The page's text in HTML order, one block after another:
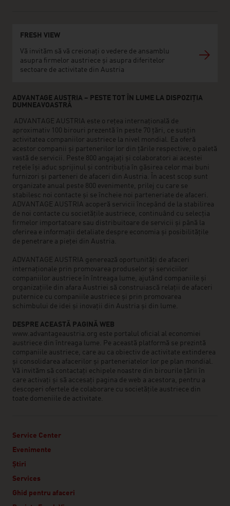
FRESH VIEW
Vă invităm să vă creionați o vedere de ansamblu
asupra firmelor austriece și asupra diferitelor
sectoare de activitate din Austria
ADVANTAGE AUSTRIA – PESTE TOT ÎN LUME LA DISPOZIȚIA
DUMNEAVOASTRĂ
ADVANTAGE AUSTRIA este o rețea internațională de
aproximativ 100 birouri prezentă în peste 70 țări, ce susțin
activitatea companiilor austriece la nivel mondial. Ea oferă
acestor companii și partenerilor lor din țările respective, o paletă
vastă de servicii. Peste 800 angajați și colaboratori ai acestei
rețele își aduc sprijinul și contribuția în găsirea celor mai buni
furnizori și parteneri de afaceri din Austria. În acest scop sunt
organizate anual peste 800 evenimente, prilej cu care se
stabilesc noi contacte și se încheie noi parteneriate de afaceri.
ADVANTAGE AUSTRIA acoperă servicii începând de la stabilirea
de noi contacte cu societățile austriece, continuând cu selecția
firmelor importatoare sau distribuitoare de servicii și până la
oferirea e informații detaliate despre economia și posibilitățile
de penetrare a pieței din Austria.
ADVANTAGE AUSTRIA generează oportunități de afaceri
internaționale prin promovarea produselor și serviciilor
companiilor austriece în întreaga lume, ajutând companiile și
organizațiile din afara Austriei să construiască relații de afaceri
puternice cu companiile austriece și prin promovarea
schimbului de idei și inovații din Austria și din lume.
DESPRE ACEASTĂ PAGINĂ WEB
www.advantageaustria.org este portalul oficial al economiei
austriece din întreaga lume. Pe această platformă se prezintă
companiile austriece, care au ca obiectiv de activitate extinderea
și consolidarea afacerilor și parteneriatelor lor pe plan mondial.
Vă invităm să contactați echipele noastre din birourile țării în
care activați și să accesați pagina de web a acestora, pentru a
descoperi ofertele de colaborare cu societățile austriece din
toate domeniile de activitate.
Service Center
Evenimente
Știri
Services
Ghid pentru afaceri